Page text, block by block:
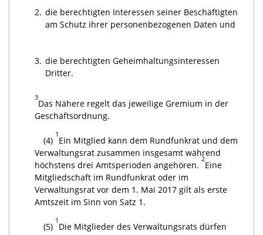
2. die berechtigten Interessen seiner Beschäftigten
am Schutz ihrer personenbezogenen Daten und
3. die berechtigten Geheimhaltungsinteressen
Dritter.
3
Das Nähere regelt das jeweilige Gremium in der
Geschäftsordnung.
(4)
1
Ein Mitglied kann dem Rundfunkrat und dem
Verwaltungsrat zusammen insgesamt während
höchstens drei Amtsperioden angehören.
2
Eine
Mitgliedschaft im Rundfunkrat oder im
Verwaltungsrat vor dem 1. Mai 2017 gilt als erste
Amtszeit im Sinn von Satz 1.
(5)
1
Die Mitglieder des Verwaltungsrats dürfen